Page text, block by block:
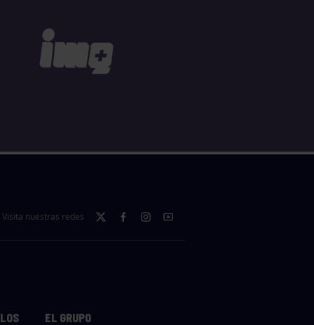
Visita nuestras redes
EL GRUPO